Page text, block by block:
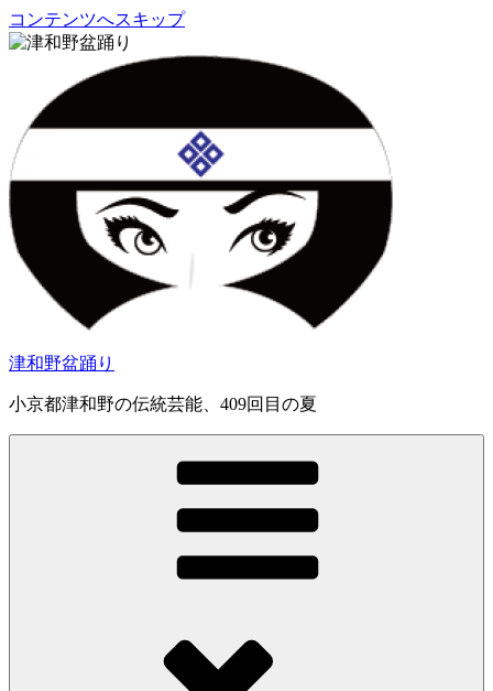
コンテンツへスキップ
津和野盆踊り
小京都津和野の伝統芸能、409回目の夏